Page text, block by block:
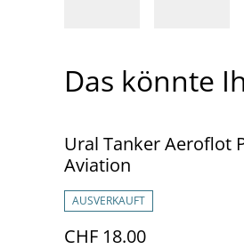
Das könnte
Ural Tanker Aeroflot Polar
Aviation
AUSVERKAUFT
CHF 18.00